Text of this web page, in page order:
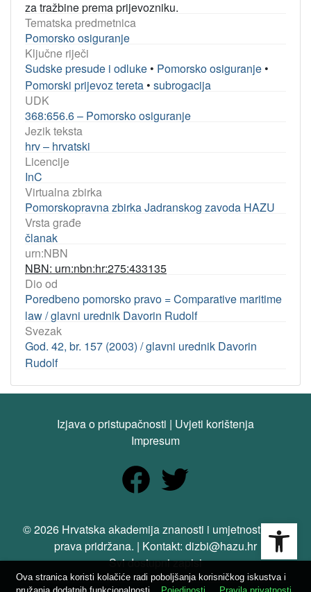
za tražbine prema prijevozniku.
Tematska predmetnica
Pomorsko osiguranje
Ključne riječi
Sudske presude i odluke • Pomorsko osiguranje •
Pomorski prijevoz tereta • subrogacija
UDK
368:656.6 – Pomorsko osiguranje
Jezik teksta
hrv – hrvatski
Licencije
InC
Virtualna zbirka
Pomorskopravna zbirka Jadranskog zavoda HAZU
Vrsta građe
članak
urn:NBN
NBN: urn:nbn:hr:275:433135
Dio od
Poredbeno pomorsko pravo = Comparative maritime
law / glavni urednik Davorin Rudolf
Svezak
God. 42, br. 157 (2003) / glavni urednik Davorin
Rudolf
Izjava o pristupačnosti | Uvjeti korištenja
Impresum
© 2026 Hrvatska akademija znanosti i umjetnosti. Sva
prava pridržana. | Kontakt: dizbi@hazu.hr
Svi dostupni zapisi
Ova stranica koristi kolačiće radi poboljšanja korisničkog iskustva i